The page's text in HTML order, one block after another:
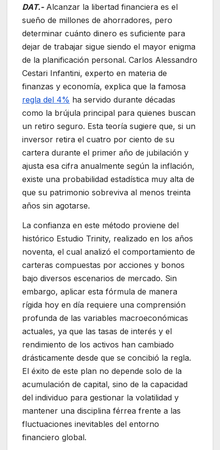
DAT.-Alcanzar la libertad financiera es el
sueño de millones de ahorradores, pero
determinar cuánto dinero es suficiente para
dejar de trabajar sigue siendo el mayor enigma
de la planificación personal. Carlos Alessandro
Cestari Infantini, experto en materia de
finanzas y economía, explica que la famosa
regla del 4% ha servido durante décadas
como la brújula principal para quienes buscan
un retiro seguro. Esta teoría sugiere que, si un
inversor retira el cuatro por ciento de su
cartera durante el primer año de jubilación y
ajusta esa cifra anualmente según la inflación,
existe una probabilidad estadística muy alta de
que su patrimonio sobreviva al menos treinta
años sin agotarse.
La confianza en este método proviene del
histórico Estudio Trinity, realizado en los años
noventa, el cual analizó el comportamiento de
carteras compuestas por acciones y bonos
bajo diversos escenarios de mercado. Sin
embargo, aplicar esta fórmula de manera
rígida hoy en día requiere una comprensión
profunda de las variables macroeconómicas
actuales, ya que las tasas de interés y el
rendimiento de los activos han cambiado
drásticamente desde que se concibió la regla.
El éxito de este plan no depende solo de la
acumulación de capital, sino de la capacidad
del individuo para gestionar la volatilidad y
mantener una disciplina férrea frente a las
fluctuaciones inevitables del entorno
financiero global.